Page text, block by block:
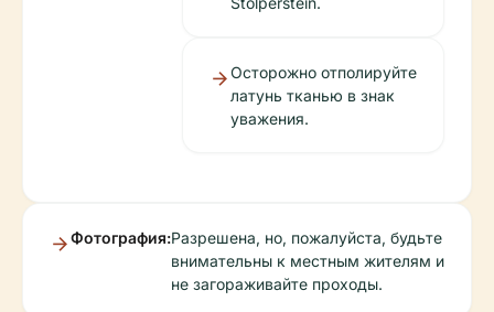
Осторожно отполируйте
латунь тканью в знак
уважения.
Фотография:Разрешена, но, пожалуйста, будьте
внимательны к местным жителям и
не загораживайте проходы.